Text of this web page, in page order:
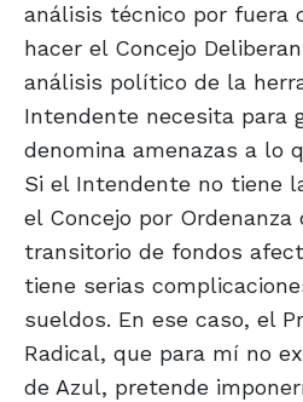
análisis técnico por fuera
hacer el Concejo
análisis político de la
Intendente necesita para
denomina amenazas a lo
Si el Intendente no tiene
el Concejo por Ordenanza
transitorio de fondos
tiene serias
sueldos. En ese caso, el
Radical, que para mí no
de Azul, pretende